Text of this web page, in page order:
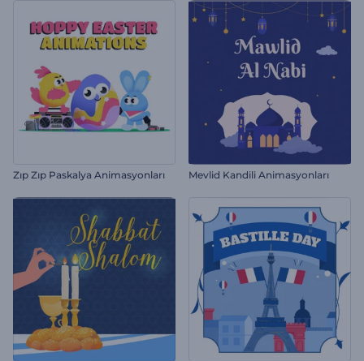
Zıp Zıp Paskalya Animasyonları Mevlid Kandili Animasyonları